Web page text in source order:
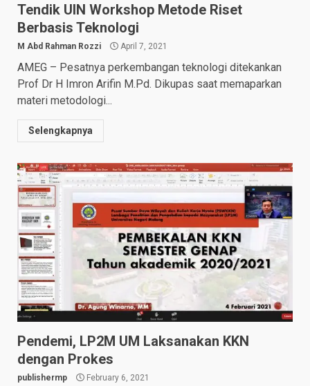
Tendik UIN Workshop Metode Riset
Berbasis Teknologi
M Abd Rahman Rozzi April 7, 2021
AMEG – Pesatnya perkembangan teknologi ditekankan
Prof Dr H Imron Arifin M.Pd. Dikupas saat memaparkan
materi metodologi...
Selengkapnya
Pendemi, LP2M UM Laksanakan KKN
dengan Prokes
publishermp February 6, 2021